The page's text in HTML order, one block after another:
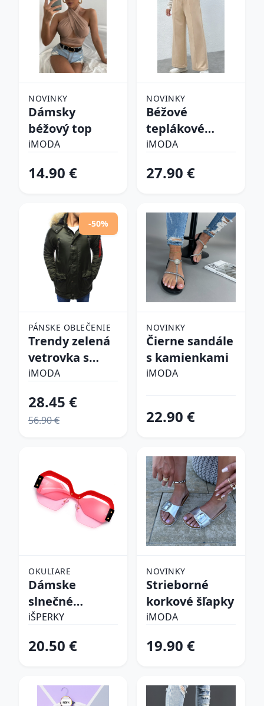
NOVINKY
Dámsky
béžový top
iMODA
14.90 €
NOVINKY
Béžové
teplákové
nohavice
iMODA
27.90 €
-50%
PÁNSKE OBLEČENIE
Trendy zelená
vetrovka s
kapucňou
iMODA
28.45 €
56.90 €
NOVINKY
Čierne sandále
s kamienkami
iMODA
22.90 €
OKULIARE
Dámske
slnečné
okuliare
iŠPERKY
20.50 €
NOVINKY
Strieborné
korkové šľapky
iMODA
19.90 €